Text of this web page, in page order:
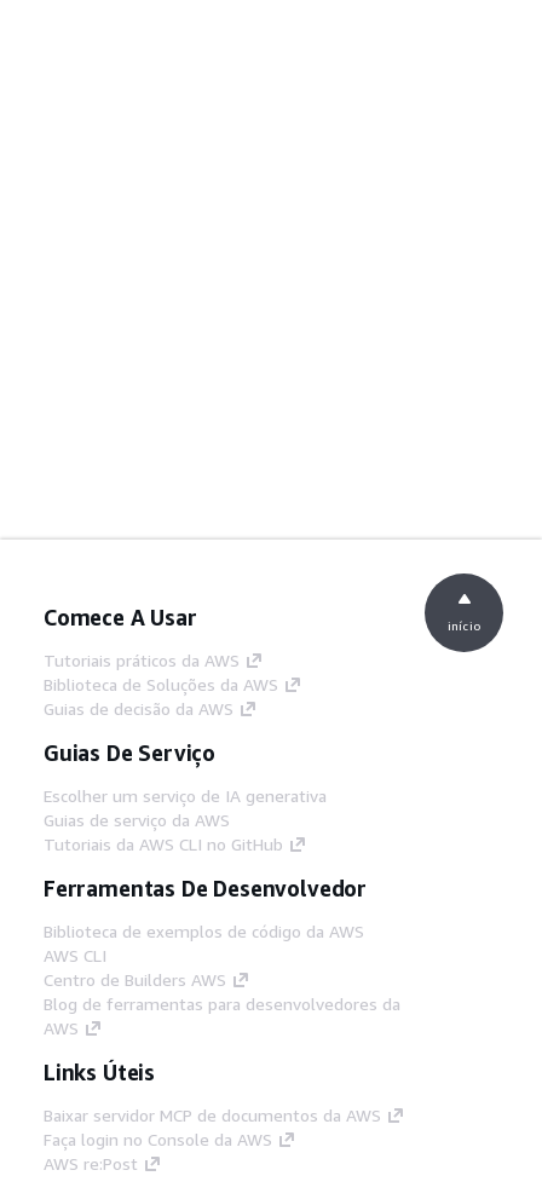
Comece A Usar
Tutoriais práticos da AWS
Biblioteca de Soluções da AWS
Guias de decisão da AWS
Guias De Serviço
Escolher um serviço de IA generativa
Guias de serviço da AWS
Tutoriais da AWS CLI no GitHub
Ferramentas De Desenvolvedor
Biblioteca de exemplos de código da AWS
AWS CLI
Centro de Builders AWS
Blog de ferramentas para desenvolvedores da
AWS
Links Úteis
Baixar servidor MCP de documentos da AWS
Faça login no Console da AWS
AWS re:Post
início